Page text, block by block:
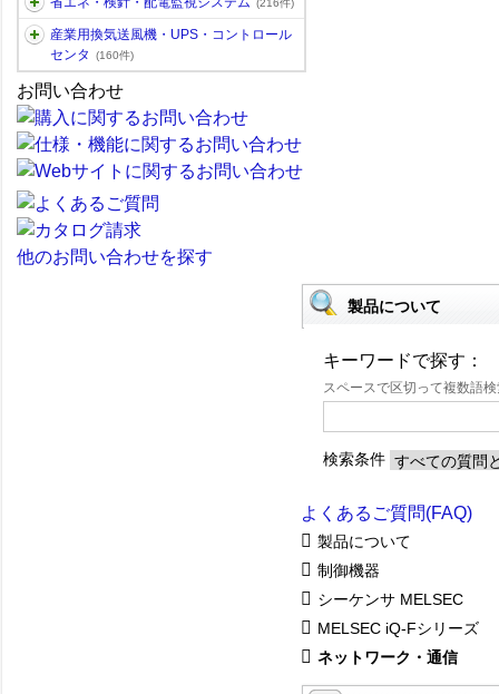
(216件)
産業用換気送風機・UPS・コントロール
センタ
(160件)
お問い合わせ
他のお問い合わせを探す
製品について
キーワードで探す：
スペースで区切って複数語
検索条件
よくあるご質問(FAQ)
製品について
制御機器
シーケンサ MELSEC
MELSEC iQ-Fシリーズ
ネットワーク・通信